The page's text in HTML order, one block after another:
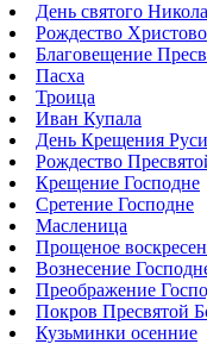
День святого
Рождество Христово
Благовещение
Пасха
Троица
Иван Купала
День Крещения Руси
Рождество
Крещение Господне
Сретение Господне
Масленица
Прощеное
Вознесение
Преображение
Покров Пресвятой
Кузьминки осенние